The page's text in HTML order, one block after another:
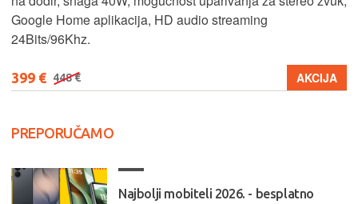
Google Home aplikacija, HD audio streaming
24Bits/96Khz.
399 € 448 € AKCIJA
PREPORUČAMO
Najbolji mobiteli 2026. - besplatno